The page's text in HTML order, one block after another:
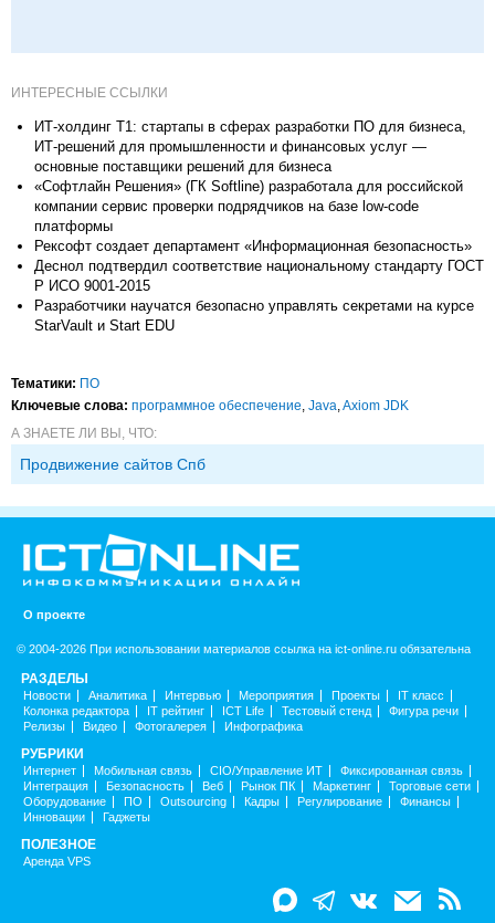
ИНТЕРЕСНЫЕ ССЫЛКИ
ИТ-холдинг Т1: стартапы в сферах разработки ПО для бизнеса,
ИТ-решений для промышленности и финансовых услуг —
основные поставщики решений для бизнеса
«Софтлайн Решения» (ГК Softline) разработала для российской
компании сервис проверки подрядчиков на базе low-code
платформы
Рексофт создает департамент «Информационная безопасность»
Деснол подтвердил соответствие национальному стандарту ГОСТ
Р ИСО 9001-2015
Разработчики научатся безопасно управлять секретами на курсе
StarVault и Start EDU
Тематики: ПО
Ключевые слова: программное обеспечение, Java,Axiom JDK
А ЗНАЕТЕ ЛИ ВЫ, ЧТО:
Продвижение сайтов Спб
О проекте
© 2004-2026 При использовании материалов ссылка на ict-online.ru обязательна
РАЗДЕЛЫ
Новости Аналитика Интервью Мероприятия Проекты
IT класс
Колонка редактора
IT рейтинг ICT Life Тестовый стенд
Фигура речи
Релизы
Видео Фотогалерея Инфографика
РУБРИКИ
Интернет Мобильная связь CIO/Управление ИТ
Фиксированная связь
Интеграция
Безопасность Веб Рынок ПК Маркетинг
Торговые сети
Оборудование
ПО Outsourcing Кадры Регулирование
Финансы
Инновации
Гаджеты
ПОЛЕЗНОЕ
Аренда VPS